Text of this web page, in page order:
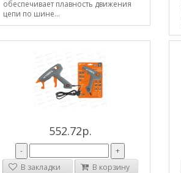
обеспечивает плавность движения
цепи по шине...
552.72р.
-
+
В закладки
В корзину